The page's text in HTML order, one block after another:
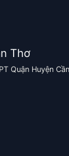
Thơ
Quận Huyện